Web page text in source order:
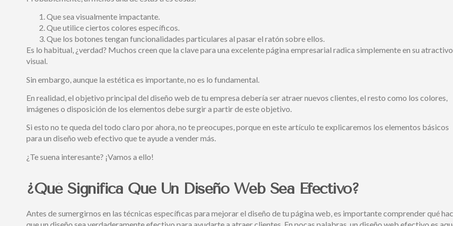
Que sea visualmente impactante.
Que utilice ciertos colores específicos.
Que los botones tengan funcionalidades particulares al pasar el ratón sobre ellos.
Es lo habitual, ¿verdad? Muchos creen que la clave para una excelente página empresarial radica simplemente en su atractivo
visual.
Sin embargo, aunque la estética es importante, no es lo fundamental.
En realidad, el objetivo principal del diseño web de tu empresa debería ser atraer nuevos clientes, el resto como los colores,
imágenes o disposición de los elementos debe surgir a partir de este objetivo.
Si esto no te queda del todo claro por ahora, no te preocupes, porque en este artículo te explicaremos los elementos básicos
para un diseño web efectivo que te ayude a vender más.
¿Te suena interesante? ¡Vamos a ello!
¿Qué Significa Que Un Diseño Web Sea Efectivo?
Antes de sumergirnos en las técnicas específicas para mejorar el diseño de tu página web, es importante comprender qué